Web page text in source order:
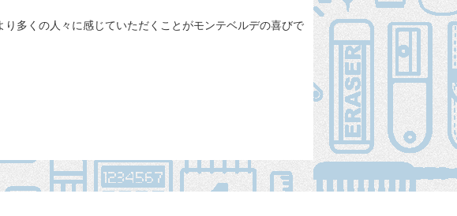
多くの人々に感じていただくことがモンテベルデの喜びで